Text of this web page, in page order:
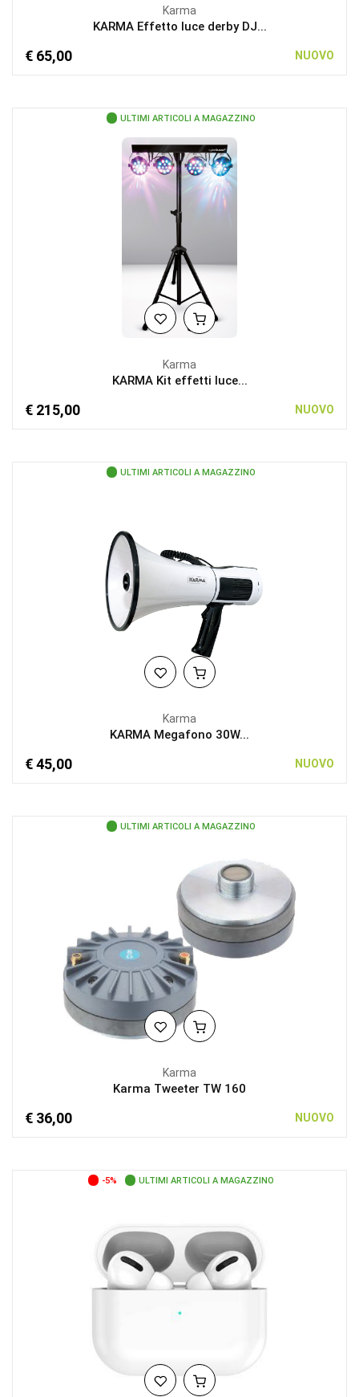
Karma
KARMA Effetto luce derby DJ...
€ 65,00 NUOVO
ULTIMI ARTICOLI A MAGAZZINO
Karma
KARMA Kit effetti luce...
€ 215,00 NUOVO
ULTIMI ARTICOLI A MAGAZZINO
Karma
KARMA Megafono 30W...
€ 45,00 NUOVO
ULTIMI ARTICOLI A MAGAZZINO
Karma
Karma Tweeter TW 160
€ 36,00 NUOVO
-5% ULTIMI ARTICOLI A MAGAZZINO